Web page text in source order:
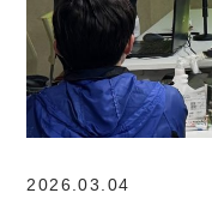
2026.03.04